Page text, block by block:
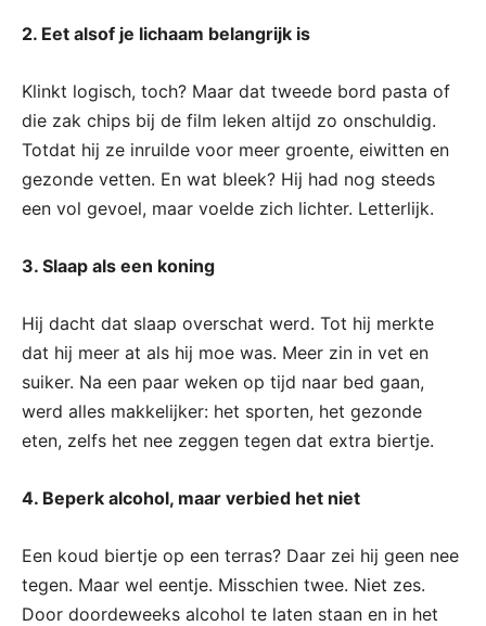
2. Eet alsof je lichaam belangrijk is
Klinkt logisch, toch? Maar dat tweede bord pasta of
die zak chips bij de film leken altijd zo onschuldig.
Totdat hij ze inruilde voor meer groente, eiwitten en
gezonde vetten. En wat bleek? Hij had nog steeds
een vol gevoel, maar voelde zich lichter. Letterlijk.
3. Slaap als een koning
Hij dacht dat slaap overschat werd. Tot hij merkte
dat hij meer at als hij moe was. Meer zin in vet en
suiker. Na een paar weken op tijd naar bed gaan,
werd alles makkelijker: het sporten, het gezonde
eten, zelfs het nee zeggen tegen dat extra biertje.
4. Beperk alcohol, maar verbied het niet
Een koud biertje op een terras? Daar zei hij geen nee
tegen. Maar wel eentje. Misschien twee. Niet zes.
Door doordeweeks alcohol te laten staan en in het